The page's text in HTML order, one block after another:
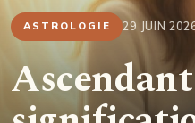
ASTROLOGIE 29 JUIN